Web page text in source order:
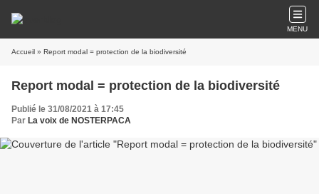
MENU
Accueil » Report modal = protection de la biodiversité
Report modal = protection de la biodiversité
Publié le 31/08/2021 à 17:45
Par La voix de NOSTERPACA